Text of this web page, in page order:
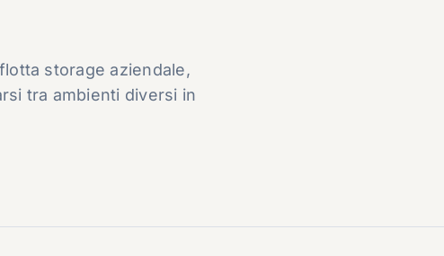
storage aziendale,
tra ambienti diversi in